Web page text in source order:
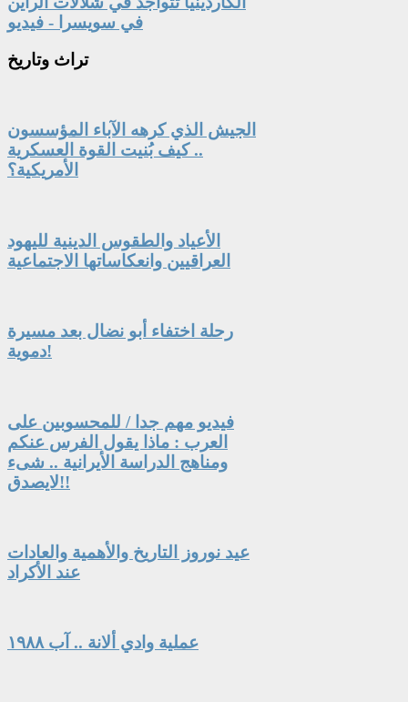
في سويسرا - فيديو
تراث وتاريخ
الجيش الذي كرهه الآباء المؤسسون
.. كيف بُنيت القوة العسكرية
الأمريكية؟
الأعياد والطقوس الدينية لليهود
العراقيين وانعكاساتها الاجتماعية
رحلة اختفاء أبو نضال بعد مسيرة
دموية!
فيديو مهم جدا / للمحسوبين على
العرب : ماذا يقول الفرس عنكم
ومناهج الدراسة الأيرانية .. شىء
لايصدق!!
عيد نوروز التاريخ والأهمية والعادات
عند الأكراد
عملية وادي ألانة .. آب ١٩٨٨